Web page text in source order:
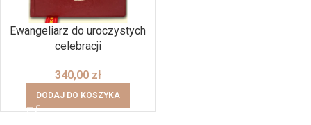
Ewangeliarz do uroczystych
celebracji
340,00 zł
DODAJ DO KOSZYKA